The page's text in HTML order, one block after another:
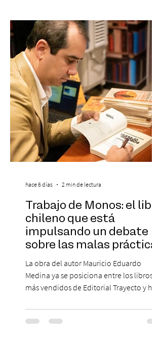
Under 21 por tercer año consecutivo,
formando parte una vez más de la
selección anual de la publicación que
destaca a los artistas menores de 21 años
más influyentes de la industria musical.
Este reconocimiento reaf
Trabajo de Monos: el libro
chileno que está
impulsando un debate
sobre las malas prácticas
laborales y el futuro del
trabajo
La obra del autor Mauricio Eduardo
Medina ya se posiciona entre los libros
más vendidos de Editorial Trayecto y ha
para mejorar los procesos de selección
laboral en Chile. En un contexto donde el
hace 6 días 2 min de lectura